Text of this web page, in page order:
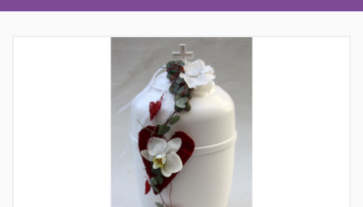
PLANERA BEGRAVNING
KONTAKTA OSS